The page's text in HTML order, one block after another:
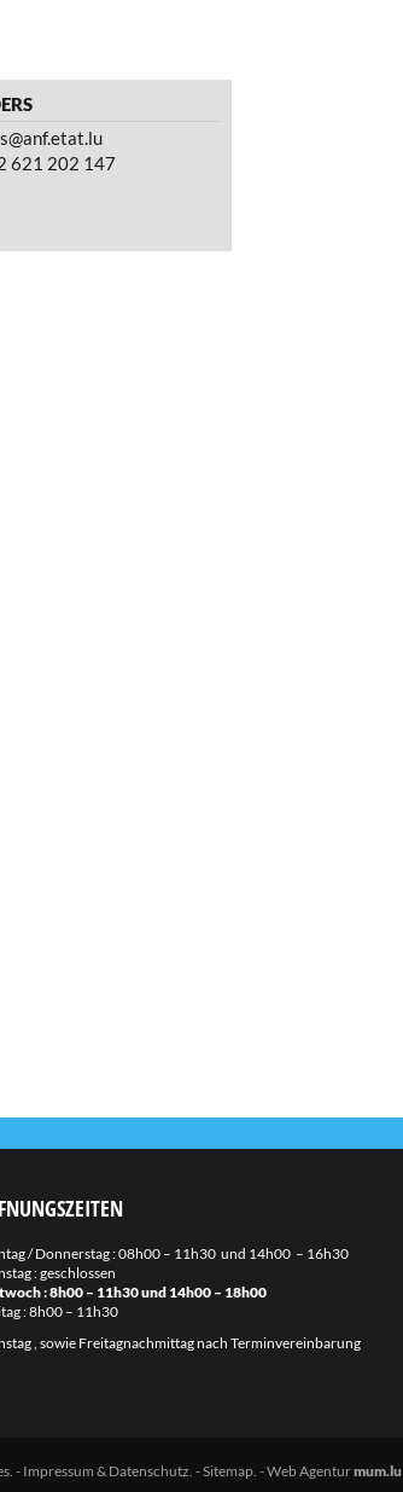
621 202 147
/ Donnerstag : 08h00 – 11h30 und 14h00 – 16h30
: geschlossen
: 8h00 – 11h30 und 14h00 – 18h00
: 8h00 – 11h30
, sowie Freitagnachmittag nach Terminvereinbarung
- Impressum & Datenschutz. -Sitemap. -Web Agenturmum.lu